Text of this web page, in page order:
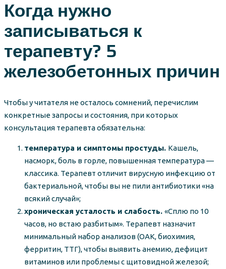
Когда нужно
записываться к
терапевту? 5
железобетонных причин
Чтобы у читателя не осталось сомнений, перечислим
конкретные запросы и состояния, при которых
консультация терапевта обязательна:
температура и симптомы простуды. Кашель,
насморк, боль в горле, повышенная температура —
классика. Терапевт отличит вирусную инфекцию от
бактериальной, чтобы вы не пили антибиотики «на
всякий случай»;
хроническая усталость и слабость. «Сплю по 10
часов, но встаю разбитым». Терапевт назначит
минимальный набор анализов (ОАК, биохимия,
ферритин, ТТГ), чтобы выявить анемию, дефицит
витаминов или проблемы с щитовидной железой;